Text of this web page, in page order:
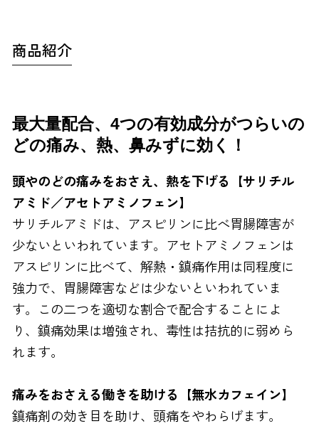
0120-810-130
商品紹介
最大量配合、4つの有効成分がつらいの
どの痛み、熱、鼻みずに効く！
頭やのどの痛みをおさえ、熱を下げる【サリチル
アミド／アセトアミノフェン】
サリチルアミドは、アスピリンに比べ胃腸障害が
少ないといわれています。アセトアミノフェンは
アスピリンに比べて、解熱・鎮痛作用は同程度に
強力で、胃腸障害などは少ないといわれていま
す。この二つを適切な割合で配合することによ
り、鎮痛効果は増強され、毒性は拮抗的に弱めら
れます。
痛みをおさえる働きを助ける【無水カフェイン】
鎮痛剤の効き目を助け、頭痛をやわらげます。